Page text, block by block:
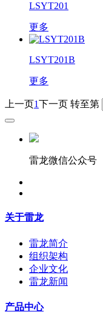
LSYT201
更多
LSYT201B
更多
上一页1下一页 转至第
雷龙微信公众号
关于雷龙
雷龙简介
组织架构
企业文化
雷龙新闻
产品中心